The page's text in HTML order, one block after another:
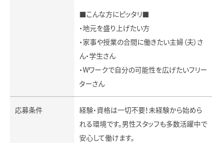
■こんな方にピッタリ■
・地元を盛り上げたい方
・家事や授業の合間に働きたい主婦（夫）さ
ん・学生さん
・Wワークで自分の可能性を広げたいフリー
ターさん
応募条件
経験・資格は一切不要！未経験から始めら
れる環境です。男性スタッフも多数活躍中で
安心して働けます。